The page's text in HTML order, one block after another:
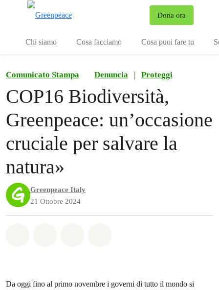
Dona ora
Chi siamo Cosa facciamo Cosa puoi fare tu
Comunicato Stampa Denuncia | Proteggi
COP16 Biodiversità,
Greenpeace: un’occasione
cruciale per salvare la
natura»
Greenpeace Italy
21 Ottobre 2024
Da oggi fino al primo novembre i governi di tutto il mondo si